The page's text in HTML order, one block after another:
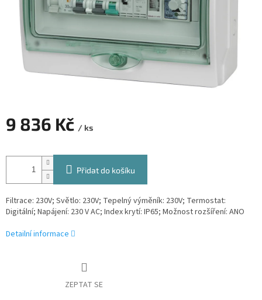
9 836 Kč / ks
cena:
Přidat do košíku
Filtrace: 230V; Světlo: 230V; Tepelný výměník: 230V; Termostat:
Digitální; Napájení: 230 V AC; Index krytí: IP65; Možnost rozšíření: ANO
Detailní informace
ZEPTAT SE